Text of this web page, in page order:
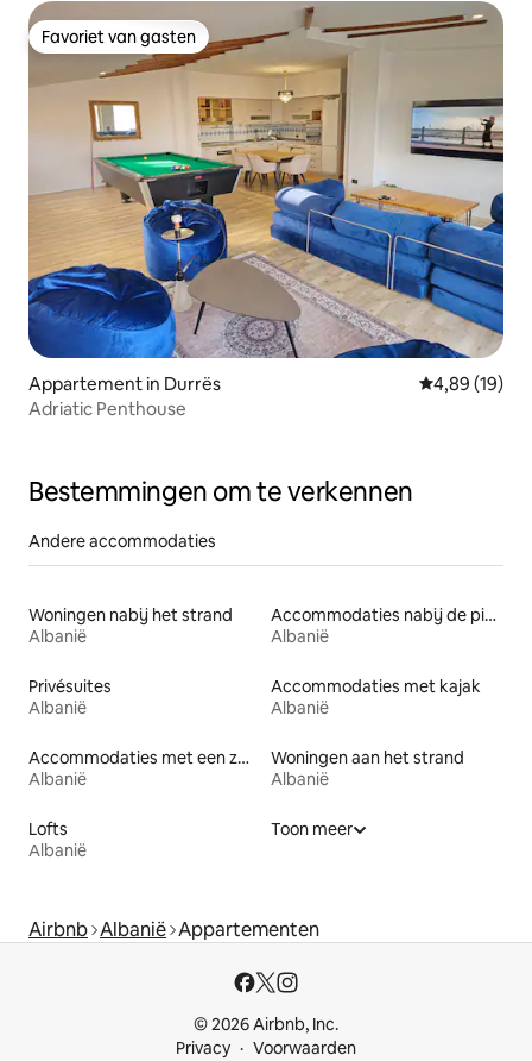
Favoriet van gasten
Favoriet van gasten
Appartement in Durrës Gemiddelde
4,89 (19)
Adriatic Penthouse
Bestemmingen om te verkennen
Andere accommodaties
Woningen nabij het strand
Albanië
Accommodaties nabij de piste
Albanië
Privésuites
Albanië
Accommodaties met kajak
Albanië
Accommodaties met een zwembad
Albanië
Woningen aan het strand
Albanië
Lofts
Albanië
Toon meer
Airbnb Albanië Appartementen
© 2026 Airbnb, Inc.
Privacy
Voorwaarden